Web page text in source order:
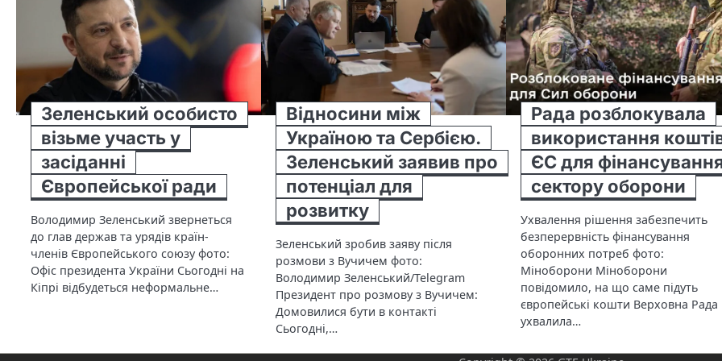
Зеленський особисто
візьме участь у
засіданні
Європейської ради
Володимир Зеленський звернеться
до глав держав та урядів країн-
членів Європейського союзу фото:
Офіс президента України Сьогодні на
Кіпрі відбудеться неформальне…
Відносини між
Україною та Сербією.
Зеленський заявив про
потенціал для
розвитку
Зеленський зробив заяву після
розмови з Вучичем фото:
Володимир Зеленський/Telegram
Президент про розмову з Вучичем:
Домовилися бути в контакті
Сьогодні,…
Рада розблокувала
використання
ЄС для
сектору оборони
Ухвалення рішення забезпечить
безперервність фінансування
оборонних потреб фото:
Міноборони Міноборони
повідомило, на що саме підуть
європейські кошти Верховна Рада
ухвалила…